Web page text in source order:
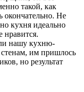
такой, как
окончательно. Не
кухня идеально
нравится.
нашу кухню-
им пришлось
но результат